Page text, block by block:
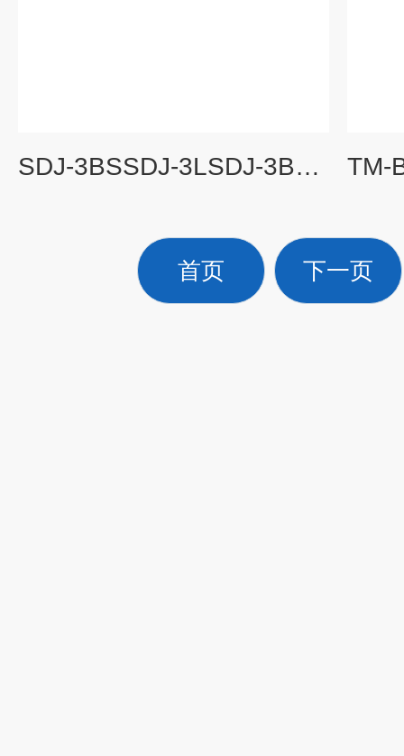
SDJ-3BSSDJ-3LSDJ-3BS 振动监测保护仪
首页 下一页